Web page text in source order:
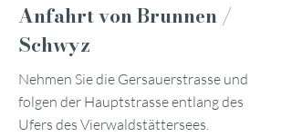
Anfahrt von Brunnen /
Schwyz
Nehmen Sie die Gersauerstrasse und
folgen der Hauptstrasse entlang des
Ufers des Vierwaldstättersees.